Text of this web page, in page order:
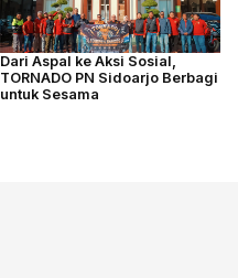
Dari Aspal ke Aksi Sosial,
TORNADO PN Sidoarjo Berbagi
untuk Sesama